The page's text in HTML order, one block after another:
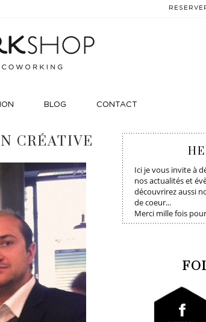
BLOG CONTACT
CRÉATIVE
Ici je vous invite à
nos actualités et
découvrirez aussi
de coeur...
Merci mille fois